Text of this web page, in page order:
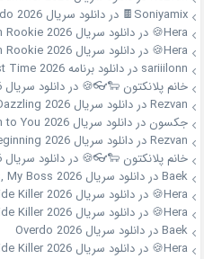
Soniyamix🍫
دردانلود سریال Overdo 2026
Hera🍪
دردانلود سریال Reborn Rookie 2026
Hera🍪
دردانلود سریال Reborn Rookie 2026
sariiilonn دردانلود برنامه Love against Time 2026
خانم پلانکتون 🐑👓🍪 دردانلود سریال Mousetrap 2026
Rezvanدردانلود سریال Dazzling 2026
جکسون دردانلود سریال Dream to You 2026
Rezvanدردانلود سریال The Affair Was Just the Beginning 2026
خانم پلانکتون 🐑👓🍪 دردانلود سریال Mousetrap 2026
Baekدردانلود سریال My Bias, My Boss 2026
Hera🍪
دردانلود سریال A Bona Fide Killer 2026
Hera🍪
دردانلود سریال A Bona Fide Killer 2026
Baekدردانلود سریال Overdo 2026
Hera🍪
دردانلود سریال A Bona Fide Killer 2026